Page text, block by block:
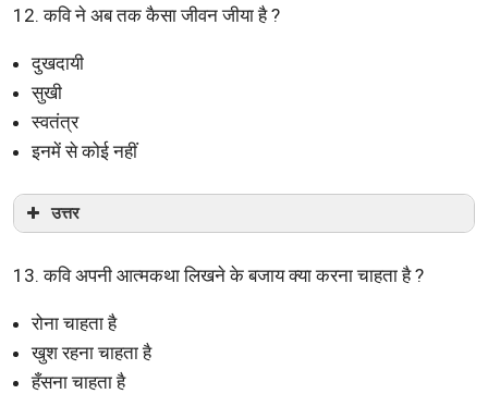
12. कवि ने अब तक कैसा जीवन जीया है ?
दुखदायी
सुखी
स्वतंत्र
इनमें से कोई नहीं
उत्तर
13. कवि अपनी आत्मकथा लिखने के बजाय क्या करना चाहता है ?
रोना चाहता है
खुश रहना चाहता है
हँसना चाहता है